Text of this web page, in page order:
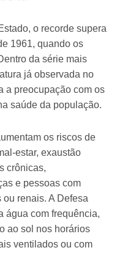
o recorde supera
1961, quando os
da série mais
já observada no
a preocupação com os
saúde da população.
os riscos de
estar, exaustão
crônicas,
e pessoas com
renais. A Defesa
água com frequência,
ao sol nos horários
ventilados ou com